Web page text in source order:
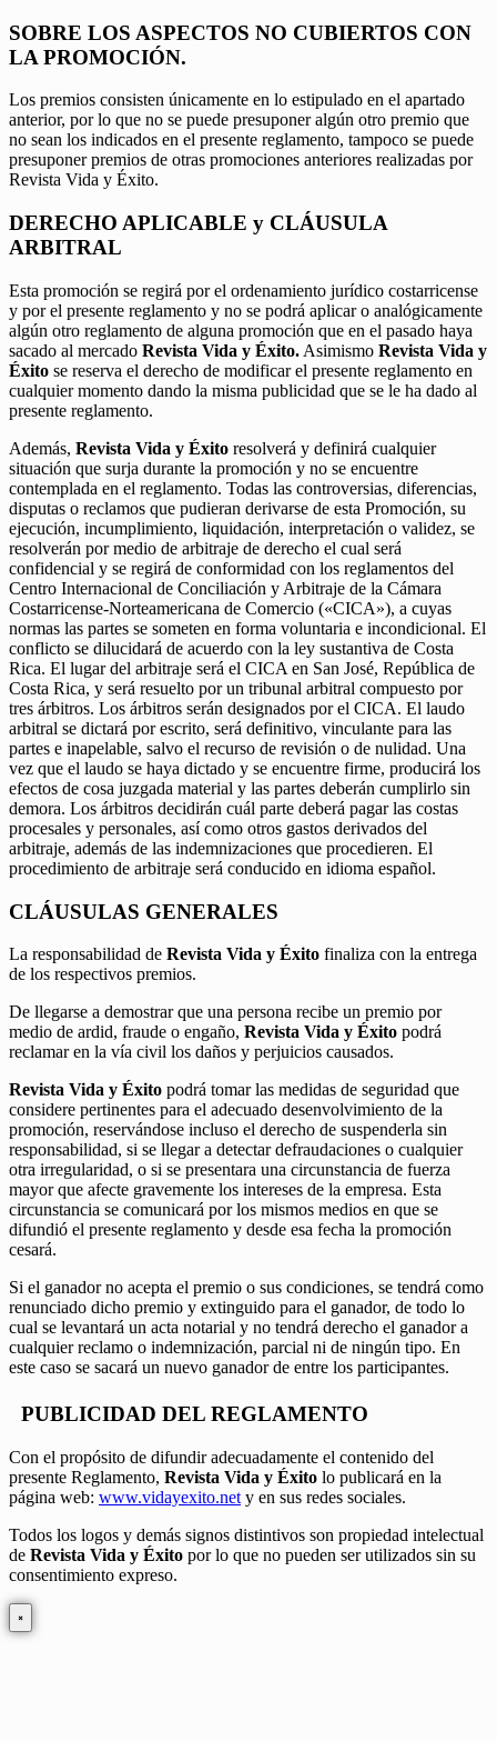
SOBRE LOS ASPECTOS NO CUBIERTOS CON
LA PROMOCIÓN.
Los premios consisten únicamente en lo estipulado en el apartado
anterior, por lo que no se puede presuponer algún otro premio que
no sean los indicados en el presente reglamento, tampoco se puede
presuponer premios de otras promociones anteriores realizadas por
Revista Vida y Éxito.
DERECHO APLICABLE y CLÁUSULA
ARBITRAL
Esta promoción se regirá por el ordenamiento jurídico costarricense
y por el presente reglamento y no se podrá aplicar o analógicamente
algún otro reglamento de alguna promoción que en el pasado haya
sacado al mercado Revista Vida y Éxito. Asimismo Revista Vida y
Éxito se reserva el derecho de modificar el presente reglamento en
cualquier momento dando la misma publicidad que se le ha dado al
presente reglamento.
Además, Revista Vida y Éxito resolverá y definirá cualquier
situación que surja durante la promoción y no se encuentre
contemplada en el reglamento. Todas las controversias, diferencias,
disputas o reclamos que pudieran derivarse de esta Promoción, su
ejecución, incumplimiento, liquidación, interpretación o validez, se
resolverán por medio de arbitraje de derecho el cual será
confidencial y se regirá de conformidad con los reglamentos del
Centro Internacional de Conciliación y Arbitraje de la Cámara
Costarricense-Norteamericana de Comercio («CICA»), a cuyas
normas las partes se someten en forma voluntaria e incondicional. El
conflicto se dilucidará de acuerdo con la ley sustantiva de Costa
Rica. El lugar del arbitraje será el CICA en San José, República de
Costa Rica, y será resuelto por un tribunal arbitral compuesto por
tres árbitros. Los árbitros serán designados por el CICA. El laudo
arbitral se dictará por escrito, será definitivo, vinculante para las
partes e inapelable, salvo el recurso de revisión o de nulidad. Una
vez que el laudo se haya dictado y se encuentre firme, producirá los
efectos de cosa juzgada material y las partes deberán cumplirlo sin
demora. Los árbitros decidirán cuál parte deberá pagar las costas
procesales y personales, así como otros gastos derivados del
arbitraje, además de las indemnizaciones que procedieren. El
procedimiento de arbitraje será conducido en idioma español.
CLÁUSULAS GENERALES
La responsabilidad de Revista Vida y Éxito finaliza con la entrega
de los respectivos premios.
De llegarse a demostrar que una persona recibe un premio por
medio de ardid, fraude o engaño, Revista Vida y Éxito podrá
reclamar en la vía civil los daños y perjuicios causados.
Revista Vida y Éxito podrá tomar las medidas de seguridad que
considere pertinentes para el adecuado desenvolvimiento de la
promoción, reservándose incluso el derecho de suspenderla sin
responsabilidad, si se llegar a detectar defraudaciones o cualquier
otra irregularidad, o si se presentara una circunstancia de fuerza
mayor que afecte gravemente los intereses de la empresa. Esta
circunstancia se comunicará por los mismos medios en que se
difundió el presente reglamento y desde esa fecha la promoción
cesará.
Si el ganador no acepta el premio o sus condiciones, se tendrá como
renunciado dicho premio y extinguido para el ganador, de todo lo
cual se levantará un acta notarial y no tendrá derecho el ganador a
cualquier reclamo o indemnización, parcial ni de ningún tipo. En
este caso se sacará un nuevo ganador de entre los participantes.
PUBLICIDAD DEL REGLAMENTO
Con el propósito de difundir adecuadamente el contenido del
presente Reglamento, Revista Vida y Éxito lo publicará en la
página web: www.vidayexito.net y en sus redes sociales.
Todos los logos y demás signos distintivos son propiedad intelectual
de Revista Vida y Éxito por lo que no pueden ser utilizados sin su
consentimiento expreso.
×